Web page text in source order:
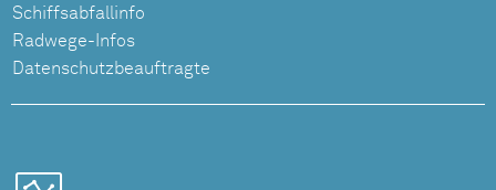
Schiffsabfallinfo
Radwege-Infos
Datenschutzbeauftragte